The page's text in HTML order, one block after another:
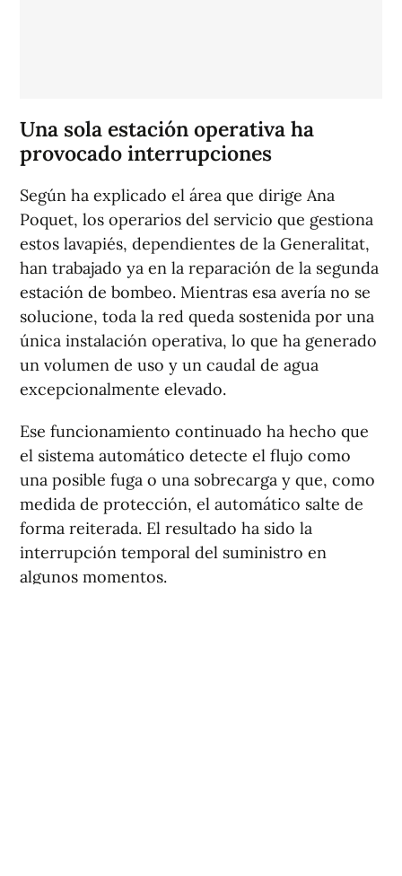
Una sola estación operativa ha
provocado interrupciones
Según ha explicado el área que dirige Ana
Poquet, los operarios del servicio que gestiona
estos lavapiés, dependientes de la Generalitat,
han trabajado ya en la reparación de la segunda
estación de bombeo. Mientras esa avería no se
solucione, toda la red queda sostenida por una
única instalación operativa, lo que ha generado
un volumen de uso y un caudal de agua
excepcionalmente elevado.
Ese funcionamiento continuado ha hecho que
el sistema automático detecte el flujo como
una posible fuga o una sobrecarga y que, como
medida de protección, el automático salte de
forma reiterada. El resultado ha sido la
interrupción temporal del suministro en
algunos momentos.